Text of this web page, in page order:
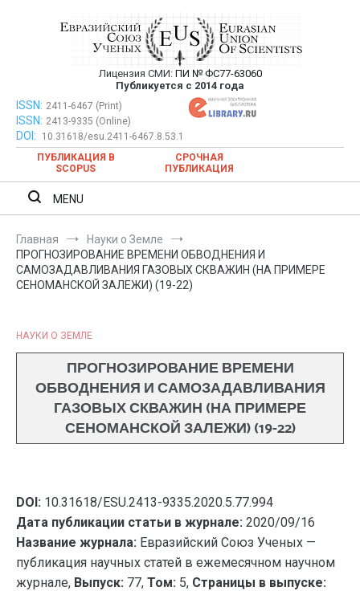
Евразийский Союз Ученых —
публикация научных статей в
ежемесячном научном журнале
Лицензия СМИ: ПИ № ФС77-63060
Публикуется с 2014 года
Евразийский Союз Ученых — публикация научных статей в
ежемесячном научном журнале
ISSN: 2411-6467 (Print)
ISSN: 2413-9335 (Online)
DOI:
10.31618/esu.2411-6467.8.53.1
ПУБЛИКАЦИЯ В
SCOPUS
СРОЧНАЯ
ПУБЛИКАЦИЯ
MENU
Главная
Науки о Земле
ПРОГНОЗИРОВАНИЕ ВРЕМЕНИ ОБВОДНЕНИЯ И
САМОЗАДАВЛИВАНИЯ ГАЗОВЫХ СКВАЖИН (НА ПРИМЕРЕ
СЕНОМАНСКОЙ ЗАЛЕЖИ) (19-22)
НАУКИ О ЗЕМЛЕ
ПРОГНОЗИРОВАНИЕ ВРЕМЕНИ
ОБВОДНЕНИЯ И САМОЗАДАВЛИВАНИЯ
ГАЗОВЫХ СКВАЖИН (НА ПРИМЕРЕ
СЕНОМАНСКОЙ ЗАЛЕЖИ) (19-22)
DOI: 10.31618/ESU.2413-9335.2020.5.77.994
Дата публикации статьи в журнале: 2020/09/16
Название журнала: Евразийский Союз Ученых —
публикация научных статей в ежемесячном научном
журнале, Выпуск: 77, Том: 5, Страницы в выпуске: